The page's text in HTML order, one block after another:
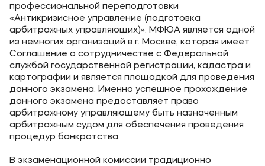
профессиональной переподготовки
«Антикризисное управление (подготовка
арбитражных управляющих)». МФЮА является одной
из немногих организаций в г. Москве, которая имеет
Соглашение о сотрудничестве с Федеральной
службой государственной регистрации, кадастра и
картографии и является площадкой для проведения
данного экзамена. Именно успешное прохождение
данного экзамена предоставляет право
арбитражному управляющему быть назначенным
арбитражным судом для обеспечения проведения
процедур банкротства.
В экзаменационной комиссии традиционно